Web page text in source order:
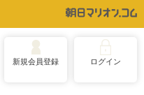
新規会員登録 ログイン